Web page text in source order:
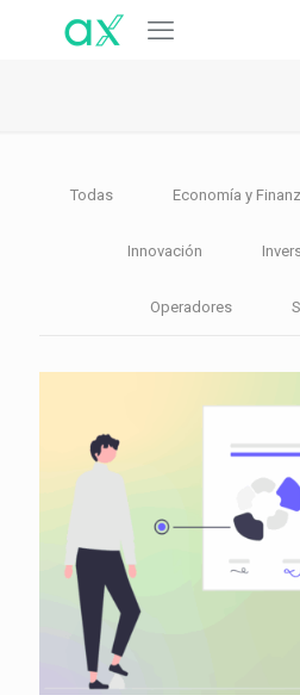
Todas Economía y
Innovación
Operadores